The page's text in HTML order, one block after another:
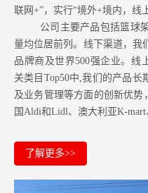
联网+”，实行“境外+境内，线
公司主要产品包括篮球
量均位居前列。 线下渠道，我
品牌商及世界500强企业。 线
关类目Top50中,我们的产品长
及业务管理等方面的创新优势
国Aldi和Lidl、澳大利亚K-mart
了解更多>>